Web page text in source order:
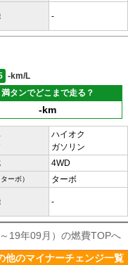
-
-km/L
満タンでどこまで走る？
-km
ハイオク
ガソリン
4WD
ーボ） ターボ
-
19年09月）の燃費TOPへ
他のマイナーチェンジ一覧